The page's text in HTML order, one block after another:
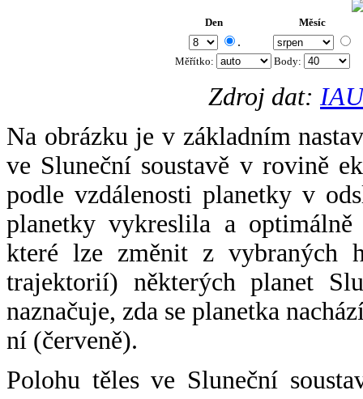
Den Měsíc
.
Měřítko: Body:
Zdroj dat:
Na obrázku je v základním
ve Sluneční soustavě v rovině
podle vzdálenosti planetky v
planetky vykreslila a
které lze změnit z vybraných
trajektorií) některých planet
naznačuje, zda se planetka
ní (červeně).
Polohu těles ve Sluneční